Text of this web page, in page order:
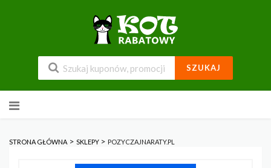
SZUKAJ
do
STRONA GŁÓWNA > SKLEPY > POZYCZAJNARATY.PL